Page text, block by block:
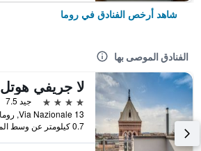
شاهد أرخص الفنادق في روما
الفنادق الموصى بها
لا جريفي هوتل
4 نجوم
جيد 7.5
0.7 كيلومتر عن وسط المدينة